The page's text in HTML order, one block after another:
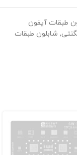
طبقات آیفون
, شابلون طبقات